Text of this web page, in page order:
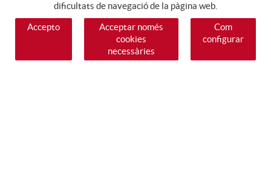
dificultats de navegació de la pàgina web.
Accepto
Acceptar només
cookies
necessàries
Com
configurar